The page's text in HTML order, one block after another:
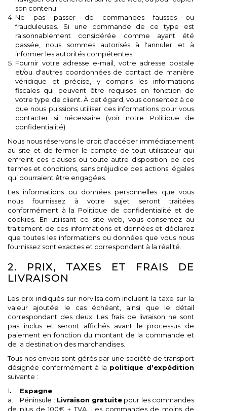
son contenu.
Ne pas passer de commandes fausses ou
frauduleuses. Si une commande de ce type est
raisonnablement considérée comme ayant été
passée, nous sommes autorisés à l'annuler et à
informer les autorités compétentes.
Fournir votre adresse e-mail, votre adresse postale
et/ou d'autres coordonnées de contact de manière
véridique et précise, y compris les informations
fiscales qui peuvent être requises en fonction de
votre type de client. À cet égard, vous consentez à ce
que nous puissions utiliser ces informations pour vous
contacter si nécessaire (voir notre Politique de
confidentialité).
Nous nous réservons le droit d'accéder immédiatement
au site et de fermer le compte de tout utilisateur qui
enfreint ces clauses ou toute autre disposition de ces
termes et conditions, sans préjudice des actions légales
qui pourraient être engagées.
Les informations ou données personnelles que vous
nous fournissez à votre sujet seront traitées
conformément à la Politique de confidentialité et de
cookies. En utilisant ce site web, vous consentez au
traitement de ces informations et données et déclarez
que toutes les informations ou données que vous nous
fournissez sont exactes et correspondent à la réalité.
2. PRIX, TAXES ET FRAIS DE
LIVRAISON
Les prix indiqués sur norvilsa.com incluent la taxe sur la
valeur ajoutée le cas échéant, ainsi que le détail
correspondant des deux. Les frais de livraison ne sont
pas inclus et seront affichés avant le processus de
paiement en fonction du montant de la commande et
de la destination des marchandises.
Tous nos envois sont gérés par une société de transport
désignée conformément à la politique d'expédition
suivante :
1. Espagne
a. Péninsule : Livraison gratuite pour les commandes
de plus de 100€ + TVA. Les commandes de moins de